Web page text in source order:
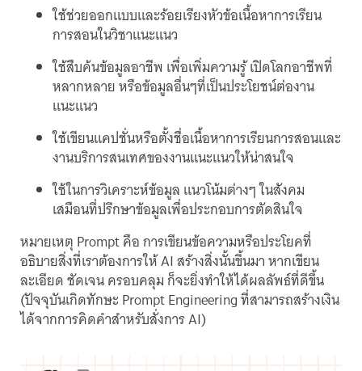
ใช้ช่วยออกแบบและร้อยเรียงหัวข้อเนื้อหาการเรียน
การสอนในวิชาแนะแนว
ใช้สืบค้นข้อมูลอาชีพ เพื่อเพิ่มความรู้ เปิดโลกอาชีพที่
หลากหลาย หรือข้อมูลอื่นๆที่เป็นประโยชน์ต่องาน
แนะแนว
ใช้เขียนแคปชั่นหรือตั้งชื่อเนื้อหาการเรียนการสอนและ
งานบริการสนเทศของงานแนะแนวให้น่าสนใจ
ใช้ในการวิเคราะห์ข้อมูล แนวโน้มต่างๆ ในสังคม
เสมือนที่ปรึกษาข้อมูลเพื่อประกอบการตัดสินใจ
หมายเหตุ Prompt คือ การเขียนข้อความหรือประโยคที่
อธิบายสิ่งที่เราต้องการให้ AI สร้างสิ่งนั้นขึ้นมา หากเขียน
ละเอียด ชัดเจน ครอบคลุม ก็จะยิ่งทำให้ได้ผลลัพธ์ที่ดีขึ้น
(ปัจจุบันเกิดทักษะ Prompt Engineering ที่สามารถสร้างเงิน
ได้จากการคิดคำสำหรับสั่งการ AI)